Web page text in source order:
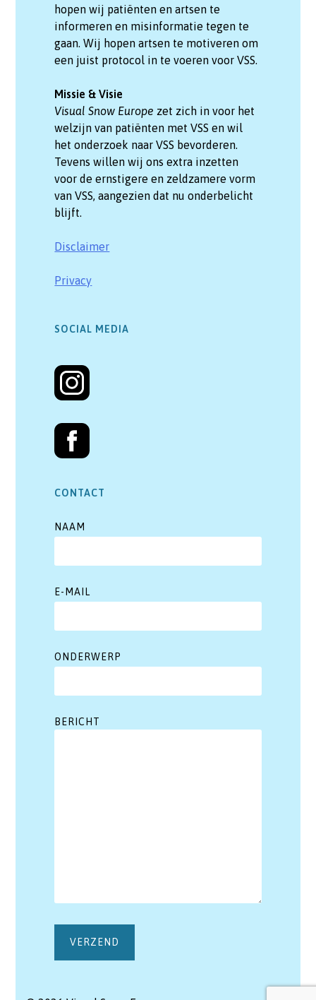
hopen wij patiënten en artsen te
informeren en misinformatie tegen te
gaan. Wij hopen artsen te motiveren om
een juist protocol in te voeren voor VSS.
Missie & Visie
Visual Snow Europe zet zich in voor het
welzijn van patiënten met VSS en wil
het onderzoek naar VSS bevorderen.
Tevens willen wij ons extra inzetten
voor de ernstigere en zeldzamere vorm
van VSS, aangezien dat nu onderbelicht
blijft.
Disclaimer
Privacy
SOCIAL MEDIA
CONTACT
NAAM
E-MAIL
ONDERWERP
BERICHT